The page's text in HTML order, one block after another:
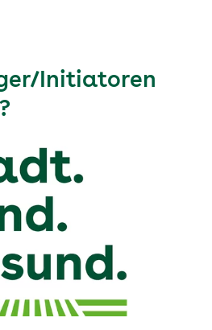
Initiatoren